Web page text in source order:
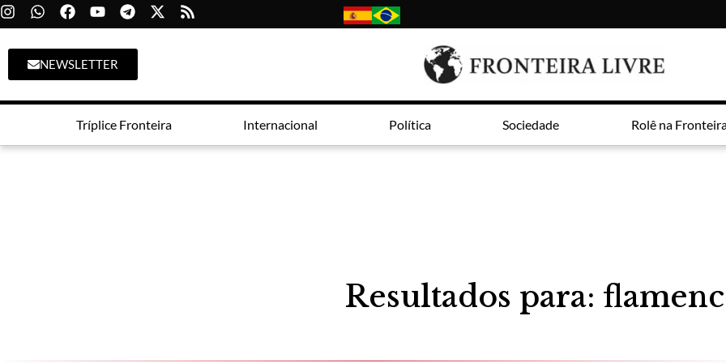
NEWSLETTER
Tríplice Fronteira Internacional Política Sociedade Rolê na
Resultados para: